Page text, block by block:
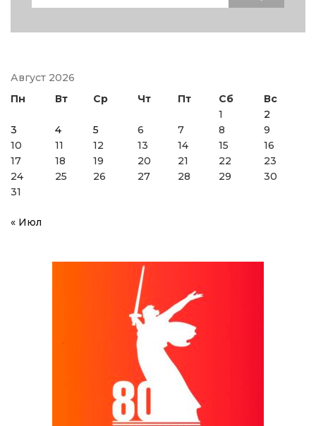
Август 2026
Пн
Вт Ср Чт Пт Сб
Вс
1
2
3
4 5 6 7 8
9
10
11 12 13 14 15
16
17
18 19 20 21 22
23
24
25 26 27 28 29
30
31
« Июл